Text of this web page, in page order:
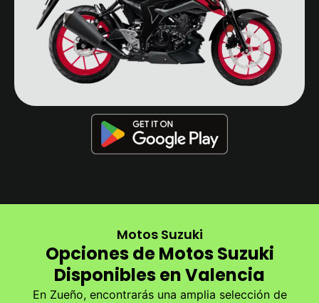
Motos Suzuki
Opciones de Motos Suzuki
Disponibles en Valencia
En Zueño, encontrarás una amplia selección de